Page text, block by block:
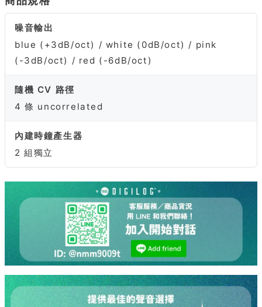
噪音輸出
blue (+3dB/oct) / white (0dB/oct) / pink
(-3dB/oct) / red (-6dB/oct)
隨機 CV 路徑
4 條 uncorrelated
內建時鐘產生器
2 組獨立